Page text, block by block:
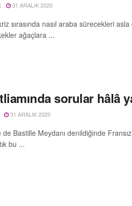
31 ARALIK 2020
sırasında nasıl araba sürecekleri
ağaçlara ...
sorular hâlâ
31 ARALIK 2020
Bastille Meydanı denildiğinde
bu ...